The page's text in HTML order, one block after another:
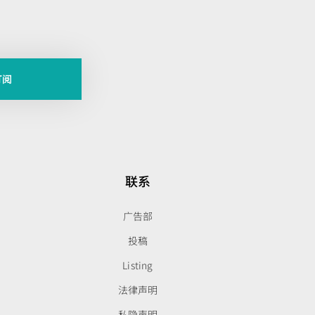
联系
广告部
投稿
Listing
法律声明